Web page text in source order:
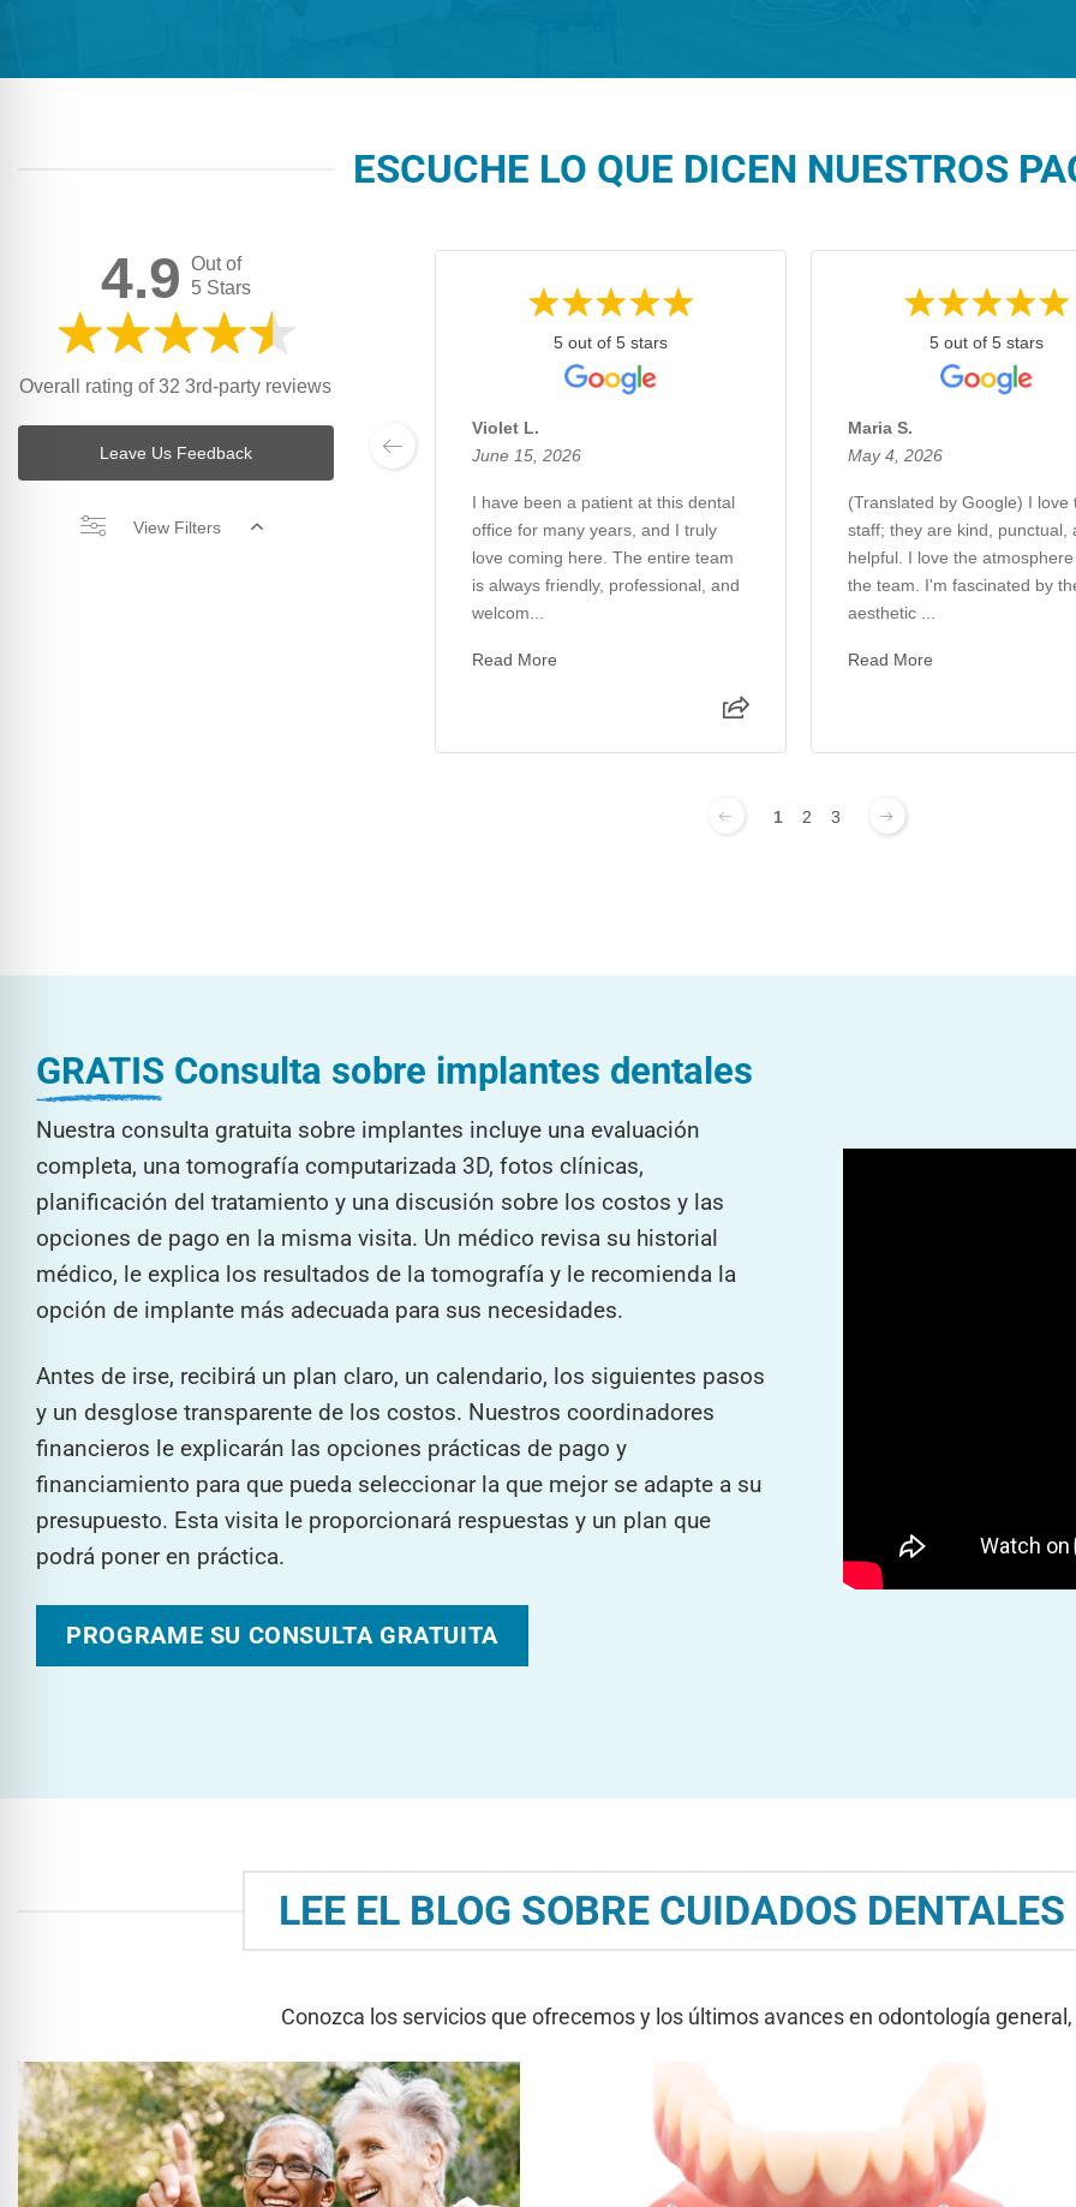
ESCUCHE LO QUE DICEN NUESTROS
4.9 Out of
5 Stars
Overall rating of 32 3rd-party reviews
Leave Us Feedback
View Filters
5 out of 5 stars
Violet L.
June 15, 2026
I have been a patient at this dental
office for many years, and I truly
love coming here. The entire team
is always friendly, professional, and
welcom...
Read More
5 out of 5 stars
Maria S.
May 4, 2026
(Translated by Google) I love
staff; they are kind, punctual,
helpful. I love the
the team. I'm fascinated by
aesthetic ...
Read More
1 2 3
GRATIS Consulta sobre implantes dentales
Nuestra consulta gratuita sobre implantes incluye una evaluación
completa, una tomografía computarizada 3D, fotos clínicas,
planificación del tratamiento y una discusión sobre los costos y las
opciones de pago en la misma visita. Un médico revisa su historial
médico, le explica los resultados de la tomografía y le recomienda la
opción de implante más adecuada para sus necesidades.
Antes de irse, recibirá un plan claro, un calendario, los siguientes pasos
y un desglose transparente de los costos. Nuestros coordinadores
financieros le explicarán las opciones prácticas de pago y
financiamiento para que pueda seleccionar la que mejor se adapte a su
presupuesto. Esta visita le proporcionará respuestas y un plan que
podrá poner en práctica.
PROGRAME SU CONSULTA GRATUITA
LEE EL BLOG SOBRE CUIDADOS
Conozca los servicios que ofrecemos y los últimos avances en odontología